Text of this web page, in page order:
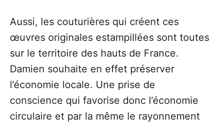
Aussi, les couturières qui créent ces
œuvres originales estampillées sont toutes
sur le territoire des hauts de France.
Damien souhaite en effet préserver
l’économie locale. Une prise de
conscience qui favorise donc l’économie
circulaire et par la même le rayonnement